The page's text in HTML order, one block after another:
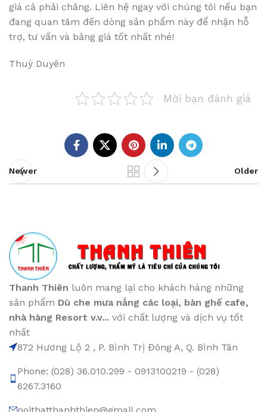
giá cả phải chăng. Liên hệ ngay với chúng tôi nếu bạn
đang quan tâm đến dòng sản phẩm này để nhận hỗ
trợ, tư vấn và bảng giá tốt nhất nhé!
Thuỳ Duyên
Mời bạn đánh giá
Newer Older
Thanh Thiên luôn mang lại cho khách hàng những
sản phẩm Dù che mưa nắng các loại, bàn ghế cafe,
nhà hàng Resort v.v... với chất lượng và dịch vụ tốt
nhất
872 Hương Lộ 2 , P. Bình Trị Đông A, Q. Bình Tân
Phone: (028) 36.010.299 - 0913100219 - (028)
6267.3160